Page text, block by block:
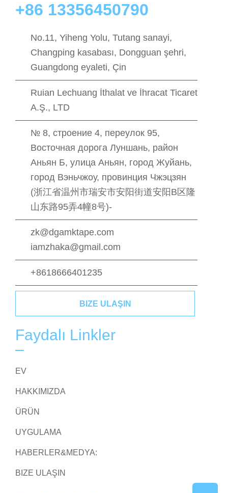
+86 13356450790
No.11, Yiheng Yolu, Tutang sanayi,
Changping kasabası, Dongguan şehri,
Guangdong eyaleti, Çin
Ruian Lechuang İthalat ve İhracat Ticaret
A.Ş., LTD
№ 8, строение 4, переулок 95,
Восточная дорога Луншань, район
Аньян Б, улица Аньян, город Жуйань,
город Вэньчжоу, провинция Чжэцзян
(浙江省温州市瑞安市安阳街道安阳B区隆
山东路95弄4幢8号)-
zk@dgamktape.com
iamzhaka@gmail.com
+8618666401235
BIZE ULAŞIN
Faydalı Linkler
EV
HAKKIMIZDA
ÜRÜN
UYGULAMA
HABERLER&MEDYA:
BIZE ULAŞIN